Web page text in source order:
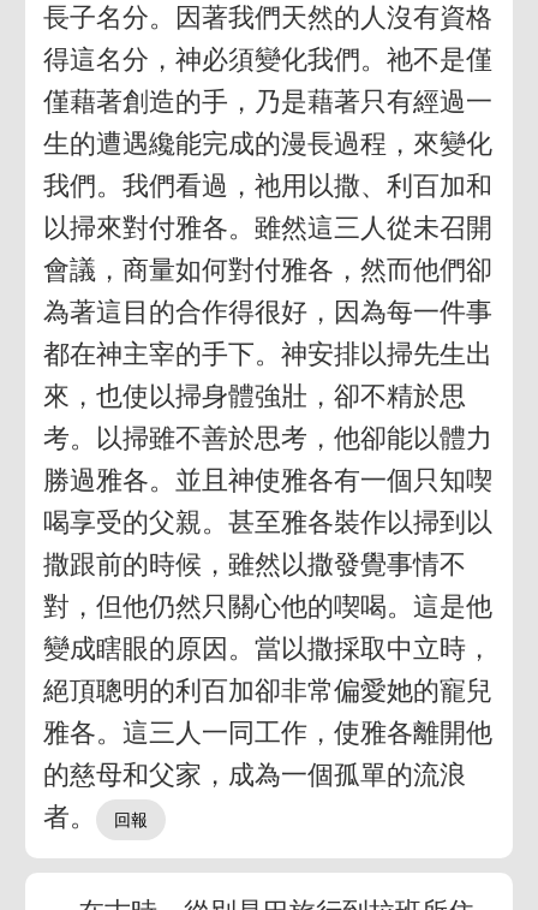
長子名分。因著我們天然的人沒有資格
得這名分，神必須變化我們。祂不是僅
僅藉著創造的手，乃是藉著只有經過一
生的遭遇纔能完成的漫長過程，來變化
我們。我們看過，祂用以撒、利百加和
以掃來對付雅各。雖然這三人從未召開
會議，商量如何對付雅各，然而他們卻
為著這目的合作得很好，因為每一件事
都在神主宰的手下。神安排以掃先生出
來，也使以掃身體強壯，卻不精於思
考。以掃雖不善於思考，他卻能以體力
勝過雅各。並且神使雅各有一個只知喫
喝享受的父親。甚至雅各裝作以掃到以
撒跟前的時候，雖然以撒發覺事情不
對，但他仍然只關心他的喫喝。這是他
變成瞎眼的原因。當以撒採取中立時，
絕頂聰明的利百加卻非常偏愛她的寵兒
雅各。這三人一同工作，使雅各離開他
的慈母和父家，成為一個孤單的流浪
者。